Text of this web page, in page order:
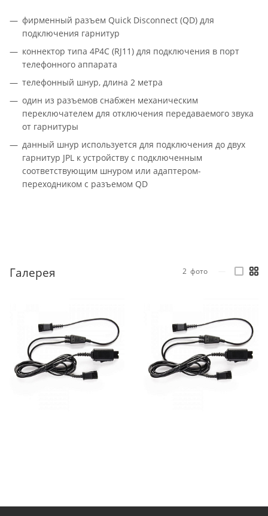
фирменный разъем Quick Disconnect (QD) для
подключения гарнитур
коннектор типа 4P4C (RJ11) для подключения в порт
телефонного аппарата
телефонный шнур, длина 2 метра
один из разъемов снабжен механическим
переключателем для отключения передаваемого звука
от гарнитуры
данный шнур используется для подключения до двух
гарнитур JPL к устройству с подключенным
соответствующим шнуром или адаптером-
переходником с разъемом QD
Галерея 2 фото